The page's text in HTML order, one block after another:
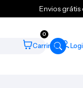
Envios
0
Carrinho